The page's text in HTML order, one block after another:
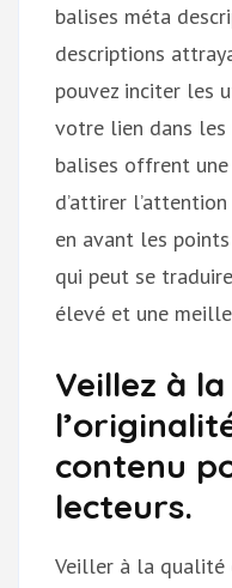
balises méta
descriptions
pouvez inciter les
votre lien dans les
balises offrent
d’attirer
en avant les
qui peut se
élevé et une
Veillez à
contenu
lecteurs.
Veiller à la qualité